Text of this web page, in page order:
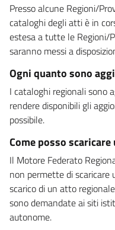
Presso alcune Regioni/
cataloghi degli atti è in
estesa a tutte le Regioni/
saranno messi a
Ogni quanto sono
I cataloghi regionali sono
rendere disponibili gli
possibile.
Come posso
Il Motore Federato
non permette di
scarico di un atto
sono demandate ai siti
autonome.